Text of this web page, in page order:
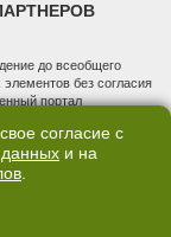
до всеобщего
без согласия
портал
коммуникаций
от 02.09.2019
"66.ру". Юридический
620014, Свердловская
(343) 288-50-66
согласие с
данных и на
.